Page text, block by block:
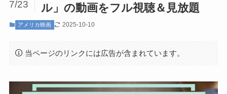
ル」の動画をフル視聴＆見放題
7/23
アメリカ映画 2025-10-10
当ページのリンクには広告が含まれています。